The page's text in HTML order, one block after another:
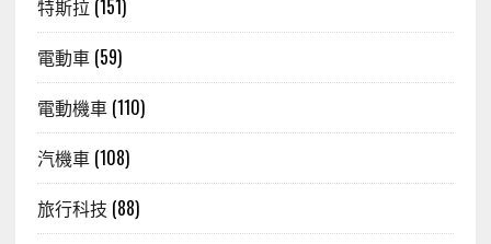
特斯拉 (151)
電動車(59)
電動機車(110)
汽機車(108)
旅行科技 (88)